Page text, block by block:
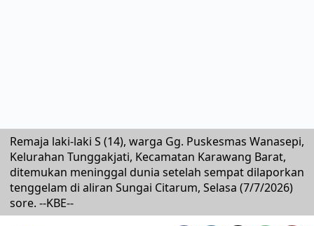
Remaja laki-laki S (14), warga Gg. Puskesmas Wanasepi,
Kelurahan Tunggakjati, Kecamatan Karawang Barat,
ditemukan meninggal dunia setelah sempat dilaporkan
tenggelam di aliran Sungai Citarum, Selasa (7/7/2026)
sore. --KBE--